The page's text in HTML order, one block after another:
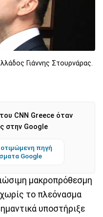
Γιάννης Στουρνάρας.
CNN Greece όταν
στην Google
πηγή
Google
μακροπρόθεσμη
το πλεόνασμα
υποστήριξε